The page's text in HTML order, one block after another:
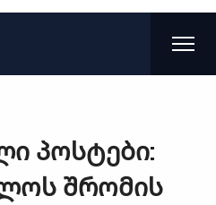
პოსტები:
შრომის